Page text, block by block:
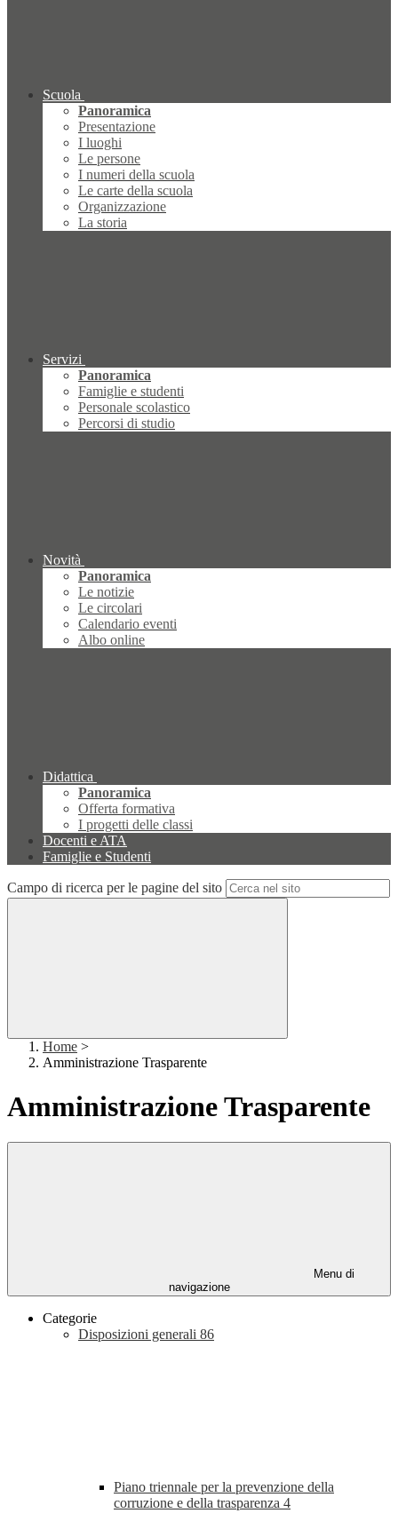
Scuola
Panoramica
Presentazione
I luoghi
Le persone
I numeri della scuola
Le carte della scuola
Organizzazione
La storia
Servizi
Panoramica
Famiglie e studenti
Personale scolastico
Percorsi di studio
Novità
Panoramica
Le notizie
Le circolari
Calendario eventi
Albo online
Didattica
Panoramica
Offerta formativa
I progetti delle classi
Docenti e ATA
Famiglie e Studenti
Campo di ricerca per le pagine del sito
Home >
Amministrazione Trasparente
Amministrazione Trasparente
Menu di
navigazione
Categorie
Disposizioni generali 86
Piano triennale per la prevenzione della
corruzione e della trasparenza 4